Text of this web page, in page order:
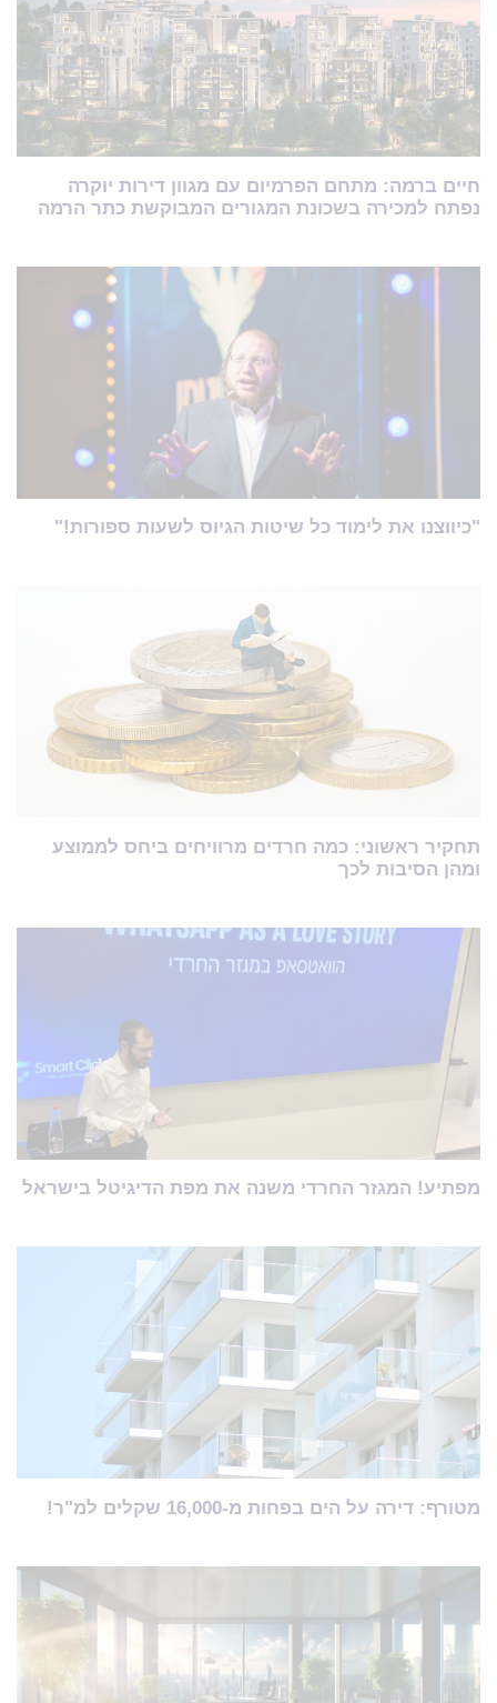
חיים ברמה: מתחם הפרמיום עם מגוון דירות יוקרה
נפתח למכירה בשכונת המגורים המבוקשת כתר הרמה
"כיווצנו את לימוד כל שיטות הגיוס לשעות ספורות!"
תחקיר ראשוני: כמה חרדים מרוויחים ביחס לממוצע
ומהן הסיבות לכך
מפתיע! המגזר החרדי משנה את מפת הדיגיטל בישראל
מטורף: דירה על הים בפחות מ-16,000 שקלים למ"ר!